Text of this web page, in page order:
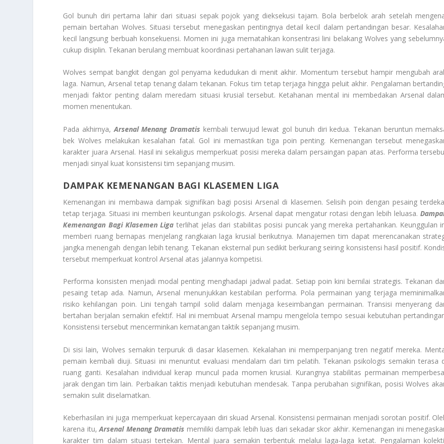
Gol bunuh diri pertama lahir dari situasi sepak pojok yang dieksekusi tajam. Bola berbelok arah setelah
pemain bertahan Wolves. Situasi tersebut menegaskan pentingnya detail kecil dalam pertandingan besar.
kecil langsung berbuah konsekuensi. Momen ini juga mematahkan konsentrasi lini belakang Wolves yang
cukup disiplin. Tekanan berulang membuat koordinasi pertahanan lawan sulit terjaga.
Wolves sempat bangkit dengan gol penyama kedudukan di menit akhir. Momentum tersebut hampir mengubah
laga. Namun, Arsenal tetap tenang dalam tekanan. Fokus tim tetap terjaga hingga peluit akhir. Pengalaman
menjadi faktor penting dalam meredam situasi krusial tersebut. Ketahanan mental ini membedakan Arsenal
momen menentukan.
Pada akhirnya, Arsenal Menang Dramatis kembali terwujud lewat gol bunuh diri kedua. Tekanan beruntun
bek Wolves melakukan kesalahan fatal. Gol ini memastikan tiga poin penting. Kemenangan tersebut
karakter juara Arsenal. Hasil ini sekaligus memperkuat posisi mereka dalam persaingan papan atas. Performa
menjadi sinyal kuat konsistensi tim sepanjang musim.
DAMPAK KEMENANGAN BAGI KLASEMEN LIGA
Kemenangan ini membawa dampak signifikan bagi posisi Arsenal di klasemen. Selisih poin dengan pesaing
tetap terjaga. Situasi ini memberi keuntungan psikologis. Arsenal dapat mengatur rotasi dengan lebih leluasa.
Kemenangan Bagi Klasemen Liga terlihat jelas dari stabilitas posisi puncak yang mereka pertahankan. Keunggulan
memberi ruang bernapas menjelang rangkaian laga krusial berikutnya. Manajemen tim dapat merencanakan
jangka menengah dengan lebih tenang. Tekanan eksternal pun sedikit berkurang seiring konsistensi hasil positif.
tersebut memperkuat kontrol Arsenal atas jalannya kompetisi.
Performa konsisten menjadi modal penting menghadapi jadwal padat. Setiap poin kini bernilai strategis. Tekanan
pesaing tetap ada. Namun, Arsenal menunjukkan kestabilan performa. Pola permainan yang terjaga
risiko kehilangan poin. Lini tengah tampil solid dalam menjaga keseimbangan permainan. Transisi menyerang
bertahan berjalan semakin efektif. Hal ini membuat Arsenal mampu mengelola tempo sesuai kebutuhan
Konsistensi tersebut mencerminkan kematangan taktik sepanjang musim.
Di sisi lain, Wolves semakin terpuruk di dasar klasemen. Kekalahan ini memperpanjang tren negatif mereka.
pemain kembali diuji. Situasi ini menuntut evaluasi mendalam dari tim pelatih. Tekanan psikologis semakin terasa
ruang ganti. Kesalahan individual kerap muncul pada momen krusial. Kurangnya stabilitas permainan
jarak dengan tim lain. Perbaikan taktis menjadi kebutuhan mendesak. Tanpa perubahan signifikan, posisi Wolves
semakin sulit diselamatkan.
Keberhasilan ini juga memperkuat kepercayaan diri skuad Arsenal. Konsistensi permainan menjadi sorotan positif.
karena itu,Arsenal Menang Dramatis memiliki dampak lebih luas dari sekadar skor akhir. Kemenangan ini
karakter tim dalam situasi tertekan. Mental juara semakin terbentuk melalui laga-laga ketat. Pengalaman